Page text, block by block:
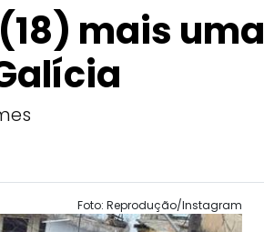
mais uma
Foto: Reprodução/Instagram